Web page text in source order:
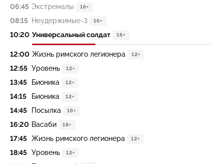
06:45 Экстремалы 16+
08:15 Неудержимые-3 16+
10:20 Универсальный солдат 16+
12:00 Жизнь римского легионера 12+
12:55 Уровень 12+
13:45 Бионика 12+
14:15 Бионика 12+
14:45 Посылка 16+
16:20 Васаби 18+
17:45 Жизнь римского легионера 12+
18:45 Уровень 12+